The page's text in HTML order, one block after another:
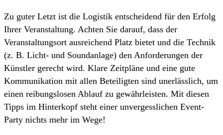
Zu guter Letzt ist die Logistik entscheidend für den Erfolg
Ihrer Veranstaltung. Achten Sie darauf, dass der
Veranstaltungsort ausreichend Platz bietet und die Technik
(z. B. Licht- und Soundanlage) den Anforderungen der
Künstler gerecht wird. Klare Zeitpläne und eine gute
Kommunikation mit allen Beteiligten sind unerlässlich, um
einen reibungslosen Ablauf zu gewährleisten. Mit diesen
Tipps im Hinterkopf steht einer unvergesslichen Event-
Party nichts mehr im Wege!